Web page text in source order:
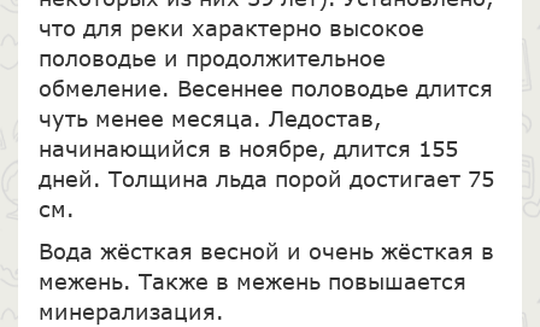
что для реки характерно высокое
половодье и продолжительное
обмеление. Весеннее половодье длится
чуть менее месяца. Ледостав,
начинающийся в ноябре, длится 155
дней. Толщина льда порой достигает 75
см.
Вода жёсткая весной и очень жёсткая в
межень. Также в межень повышается
минерализация.